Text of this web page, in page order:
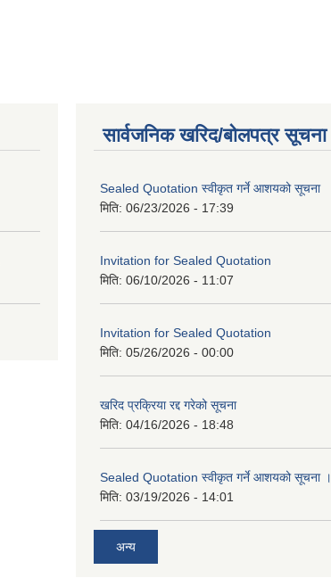
सार्वजनिक खरिद/बोलपत्र सूचना
Sealed Quotation स्वीकृत गर्ने आशयको सूचना
मिति: 06/23/2026 - 17:39
Invitation for Sealed Quotation
मिति: 06/10/2026 - 11:07
Invitation for Sealed Quotation
मिति: 05/26/2026 - 00:00
खरिद प्रक्रिया रद्द गरेको सूचना
मिति: 04/16/2026 - 18:48
Sealed Quotation स्वीकृत गर्ने आशयको सूचना ।
मिति: 03/19/2026 - 14:01
अन्य